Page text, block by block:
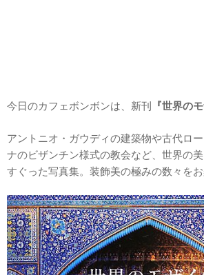
今日のカフェボンボンは、新刊 『世界の
アントニオ・ガウディの建築物や古代ロ
ナのビザンチン様式の教会など、世界の
すぐった写真集。装飾美の極みの数々を